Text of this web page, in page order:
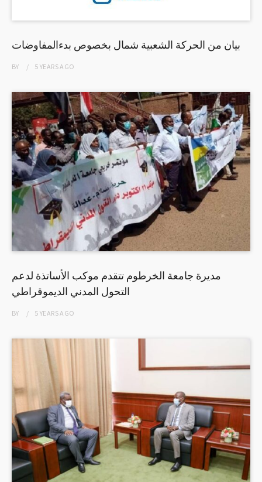
بيان من الحركة الشعبية شمال بخصوص بدءالمفاوضات
BY 5 YEARSAGO
مديرة جامعة الخرطوم تتقدم موكب الأساتذة لدعم
التحول المدني الديموقراطي
BY 5 YEARSAGO